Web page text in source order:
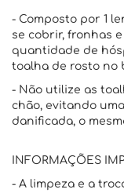
- Composto por 1
se cobrir, fronhas
quantidade de
toalha de rosto no
- Não utilize as
chão, evitando
danificada, o
INFORMAÇÕES
- A limpeza e a